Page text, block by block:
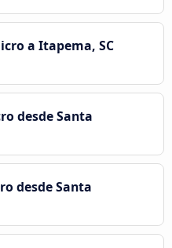
a Itapema, SC
desde Santa
desde Santa